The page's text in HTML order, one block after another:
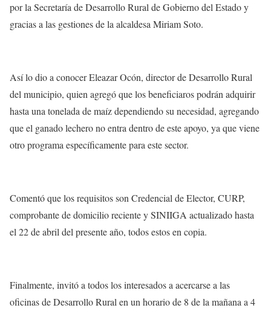
por la Secretaría de Desarrollo Rural de Gobierno del Estado y
gracias a las gestiones de la alcaldesa Miriam Soto.
Así lo dio a conocer Eleazar Ocón, director de Desarrollo Rural
del municipio, quien agregó que los beneficiaros podrán adquirir
hasta una tonelada de maíz dependiendo su necesidad, agregando
que el ganado lechero no entra dentro de este apoyo, ya que viene
otro programa específicamente para este sector.
Comentó que los requisitos son Credencial de Elector, CURP,
comprobante de domicilio reciente y SINIIGA actualizado hasta
el 22 de abril del presente año, todos estos en copia.
Finalmente, invitó a todos los interesados a acercarse a las
oficinas de Desarrollo Rural en un horario de 8 de la mañana a 4